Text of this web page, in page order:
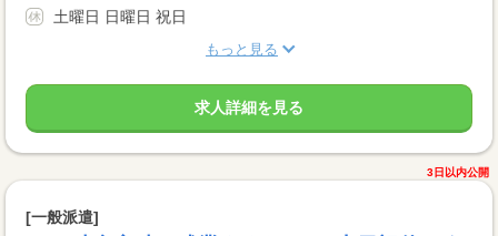
土曜日 日曜日 祝日
もっと見る
求人詳細を見る
3日以内公開
[一般派遣]